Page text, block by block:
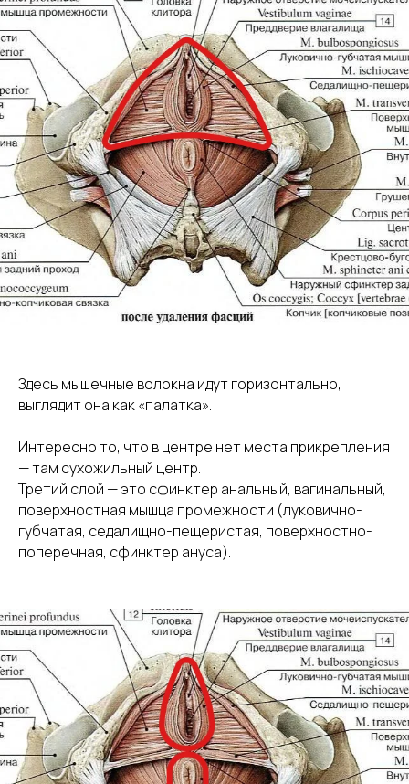
Здесь мышечные волокна идут горизонтально,
выглядит она как «палатка».
Интересно то, что в центре нет места прикрепления
— там сухожильный центр.
Третий слой — это сфинктер анальный, вагинальный,
поверхностная мышца промежности (луковично-
губчатая, седалищно-пещеристая, поверхностно-
поперечная, сфинктер ануса).